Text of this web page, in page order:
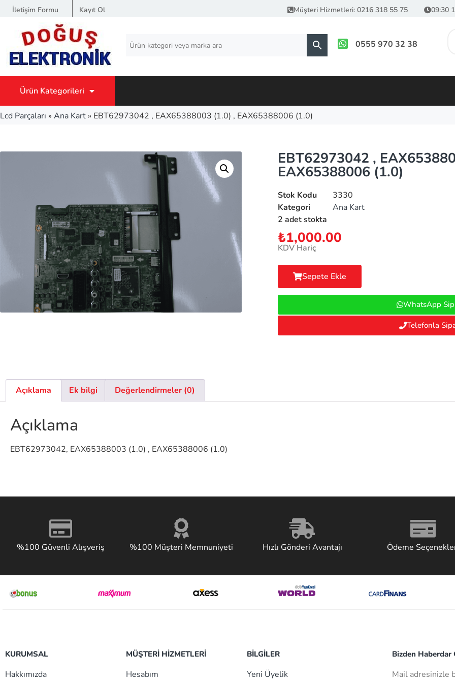
İletişim Formu Kayıt Ol Müşteri Hizmetleri: 0216 318 55 75 09:30
0555 970 32 38
Ürün Kategorileri
Lcd Parçaları » Ana Kart » EBT62973042 , EAX65388003 (1.0) , EAX65388006 (1.0)
EBT62973042 ,
EAX65388006 (1.0)
Stok Kodu
3330
Kategori
Ana Kart
2 adet stokta
₺1,000.00
KDV Hariç
Sepete Ekle
WhatsApp
Telefonla
Açıklama Ek bilgi Değerlendirmeler (0)
Açıklama
EBT62973042, EAX65388003 (1.0) , EAX65388006 (1.0)
%100 Güvenli Alışveriş %100 Müşteri Memnuniyeti Hızlı Gönderi Avantajı Ödeme
KURUMSAL
Hakkımızda
MÜŞTERİ HİZMETLERİ
Hesabım
BİLGİLER
Yeni Üyelik
Bizden Haberdar
Mail adresinizle